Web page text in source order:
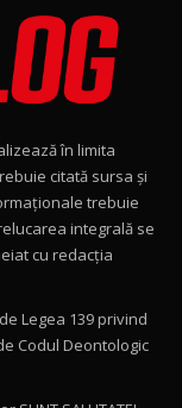
4MATIC+ / Test
AutoBlog.MD
în limita
citată sursa și
trebuie
integrală se
cu redacţia
Legea 139 privind
Codul Deontologic